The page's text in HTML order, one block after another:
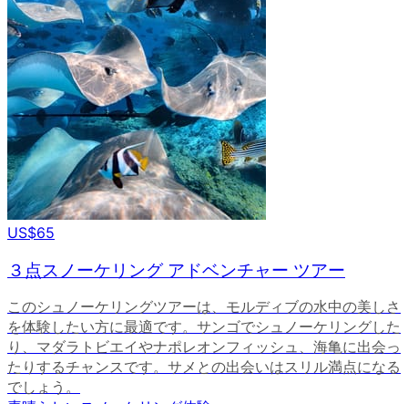
US$65
３点スノーケリング アドベンチャー ツアー
このシュノーケリングツアーは、モルディブの水中の美しさ
を体験したい方に最適です。サンゴでシュノーケリングした
り、マダラトビエイやナポレオンフィッシュ、海亀に出会っ
たりするチャンスです。サメとの出会いはスリル満点になる
でしょう。